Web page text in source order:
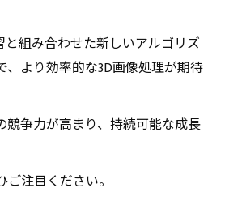
組み合わせた新しいアルゴリズ
、より効率的な3D画像処理が期待
競争力が高まり、持続可能な成長
注目ください。